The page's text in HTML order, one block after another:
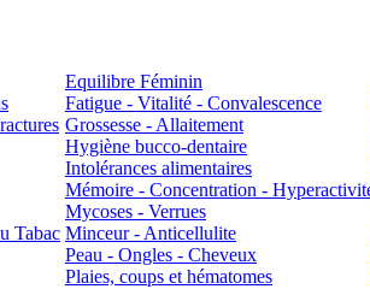
Tabac
Equilibre Féminin
Fatigue - Vitalité - Convalescence
Grossesse - Allaitement
Hygiène bucco-dentaire
Intolérances alimentaires
Mémoire - Concentration -
Mycoses - Verrues
Minceur - Anticellulite
Peau - Ongles - Cheveux
Plaies, coups et hématomes